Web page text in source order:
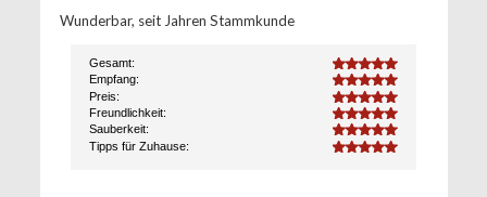
Wunderbar, seit Jahren Stammkunde
Gesamt: 5.0
Empfang: 5.0
Preis: 5.0
Freundlichkeit: 5.0
Sauberkeit: 5.0
Tipps für Zuhause: 5.0